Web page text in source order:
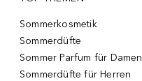
Sommerkosmetik
Sommerdüfte
Sommer Parfum für Damen
Sommerdüfte für Herren